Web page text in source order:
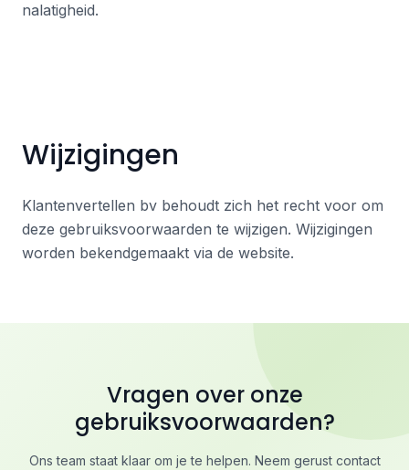
nalatigheid.
Wijzigingen
Klantenvertellen bv behoudt zich het recht voor om
deze gebruiksvoorwaarden te wijzigen. Wijzigingen
worden bekendgemaakt via de website.
Vragen over onze
gebruiksvoorwaarden?
Ons team staat klaar om je te helpen. Neem gerust contact